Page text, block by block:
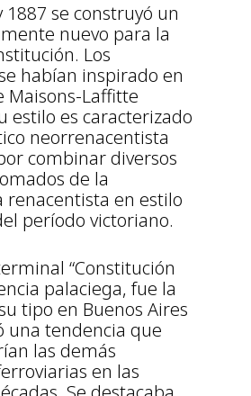
1887 se construyó un
nuevo para la
Los
habían inspirado en
Maisons-Laffitte
estilo es caracterizado
neorrenacentista
combinar diversos
de la
en estilo
período victoriano.
“Constitución
palaciega, fue la
tipo en Buenos Aires
una tendencia que
las demás
en las